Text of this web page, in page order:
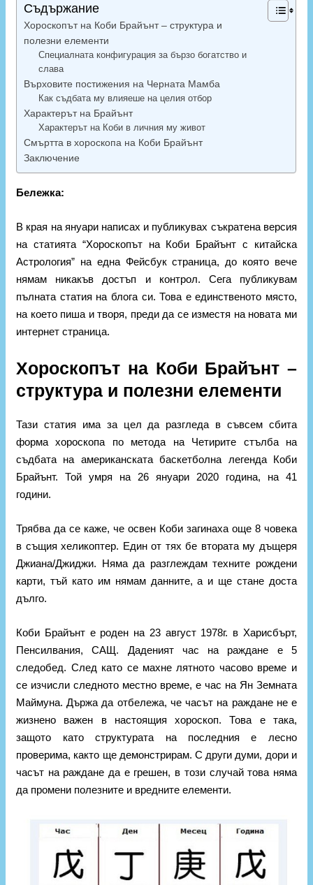
Съдържание
Хороскопът на Коби Брайънт – структура и
полезни елементи
Специалната конфигурация за бързо богатство и
слава
Върховите постижения на Черната Мамба
Как съдбата му влияеше на целия отбор
Характерът на Брайънт
Характерът на Коби в личния му живот
Смъртта в хороскопа на Коби Брайънт
Заключение
Бележка:
В края на януари написах и публикувах съкратена версия
на статията “Хороскопът на Коби Брайънт с китайска
Астрология” на една Фейсбук страница, до която вече
нямам никакъв достъп и контрол. Сега публикувам
пълната статия на блога си. Това е единственото място,
на което пиша и творя, преди да се изместя на новата ми
интернет страница.
Хороскопът на Коби Брайънт –
структура и полезни елементи
Тази статия има за цел да разгледа в съвсем сбита
форма хороскопа по метода на Четирите стълба на
съдбата на американската баскетболна легенда Коби
Брайънт. Той умря на 26 януари 2020 година, на 41
години.
Трябва да се каже, че освен Коби загинаха още 8 човека
в същия хеликоптер. Един от тях бе втората му дъщеря
Джиана/Джиджи. Няма да разглеждам техните рождени
карти, тъй като им нямам данните, а и ще стане доста
дълго.
Коби Брайънт е роден на 23 август 1978г. в Харисбърт,
Пенсилвания, САЩ. Даденият час на раждане е 5
следобед. След като се махне лятното часово време и
се изчисли следното местно време, е час на Ян Земната
Маймуна. Държа да отбележа, че часът на раждане не е
жизнено важен в настоящия хороскоп. Това е така,
защото като структурата на последния е лесно
проверима, както ще демонстрирам. С други думи, дори и
часът на раждане да е грешен, в този случай това няма
да промени полезните и вредните елементи.